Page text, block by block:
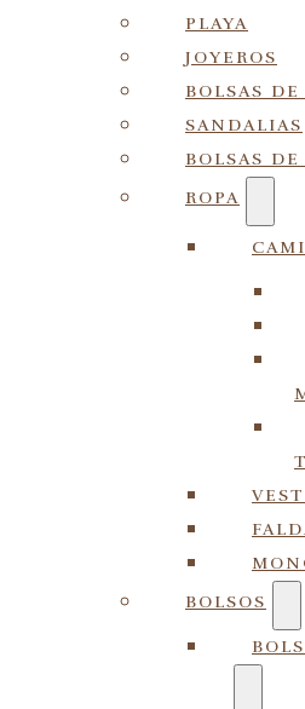
PLAYA
JOYEROS
BOLSAS DE
SANDALIAS
BOLSAS DE
ROPA
BOLSOS